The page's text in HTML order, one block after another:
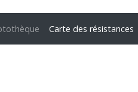
Carte des résistances